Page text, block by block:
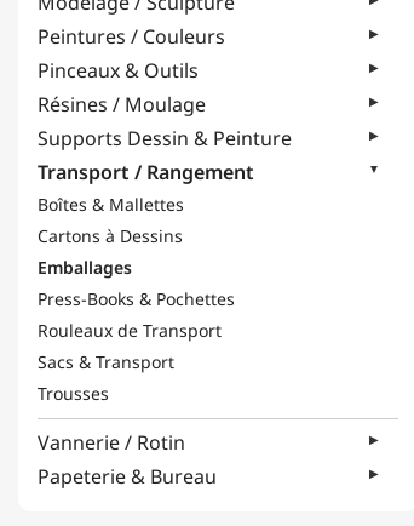
Peintures / Couleurs
Pinceaux & Outils
Résines / Moulage
Supports Dessin & Peinture
Transport / Rangement
Boîtes & Mallettes
Cartons à Dessins
Emballages
Press-Books & Pochettes
Rouleaux de Transport
Sacs & Transport
Trousses
Vannerie / Rotin
Papeterie & Bureau